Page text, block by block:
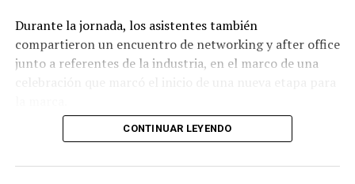
Durante la jornada, los asistentes también
compartieron un encuentro de networking y after office
junto a referentes de la industria, en el marco de una
CONTINUAR LEYENDO